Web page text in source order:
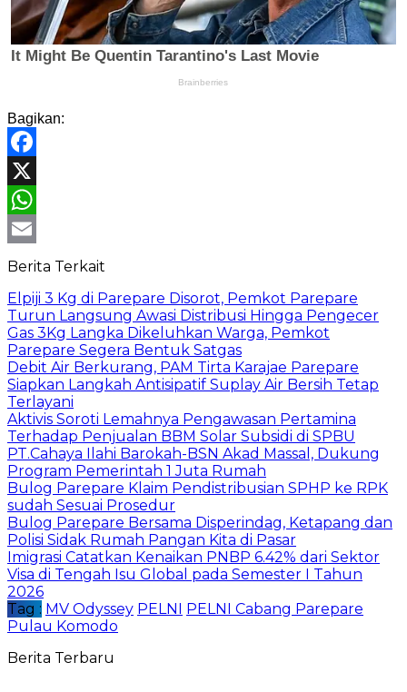
Bagikan:
Facebook
X
WhatsApp
Email
Berita Terkait
Elpiji 3 Kg di Parepare Disorot, Pemkot Parepare
Turun Langsung Awasi Distribusi Hingga Pengecer
Gas 3Kg Langka Dikeluhkan Warga, Pemkot
Parepare Segera Bentuk Satgas
Debit Air Berkurang, PAM Tirta Karajae Parepare
Siapkan Langkah Antisipatif Suplay Air Bersih Tetap
Terlayani
Aktivis Soroti Lemahnya Pengawasan Pertamina
Terhadap Penjualan BBM Solar Subsidi di SPBU
PT.Cahaya Ilahi Barokah-BSN Akad Massal, Dukung
Program Pemerintah 1 Juta Rumah
Bulog Parepare Klaim Pendistribusian SPHP ke RPK
sudah Sesuai Prosedur
Bulog Parepare Bersama Disperindag, Ketapang dan
Polisi Sidak Rumah Pangan Kita di Pasar
Imigrasi Catatkan Kenaikan PNBP 6.42% dari Sektor
Visa di Tengah Isu Global pada Semester I Tahun
2026
Tag : MV Odyssey PELNI
PELNI Cabang Parepare
Pulau Komodo
Berita Terbaru